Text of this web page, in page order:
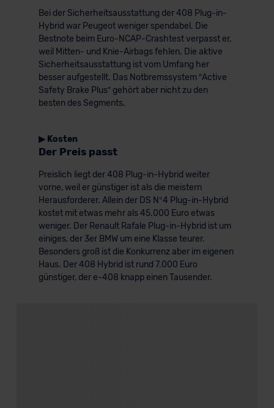
der EU erfolgt, erfolgt dies ausschließlich auf der
Grundlage eines Angemessenheitsbeschlusses der EU-
Kommission (Art. 45 Abs. 1 DSGVO), von
Standarddatenschutzklauseln (Art. 46 Abs. 2 lit. c
DSGVO) oder wenn Sie hierzu Ihre Einwilligung freiwillig
erteilen. Nähere Informationen zu den bestehenden
Datenschutzklauseln können Sie über den Kontakt zu
Datenschutzerklärung
Bei der Sicherheitsausstattung der 408 Plug-in-
Hybrid war Peugeot weniger spendabel. Die
Bestnote beim Euro-NCAP-Crashtest verpasst er,
weil Mitten- und Knie-Airbags fehlen. Die aktive
Sicherheitsausstattung ist vom Umfang her
besser aufgestellt. Das Notbremssystem ″Active
Safety Brake Plus″ gehört aber nicht zu den
besten des Segments.
▶ Kosten
Der Preis passt
Preislich liegt der 408 Plug-in-Hybrid weiter
vorne, weil er günstiger ist als die meistern
Herausforderer. Allein der DS N°4 Plug-in-Hybrid
kostet mit etwas mehr als 45.000 Euro etwas
weniger. Der Renault Rafale Plug-in-Hybrid ist um
einiges, der 3er BMW um eine Klasse teurer.
Besonders groß ist die Konkurrenz aber im eigenen
Haus. Der 408 Hybrid ist rund 7.000 Euro
günstiger, der e-408 knapp einen Tausender.